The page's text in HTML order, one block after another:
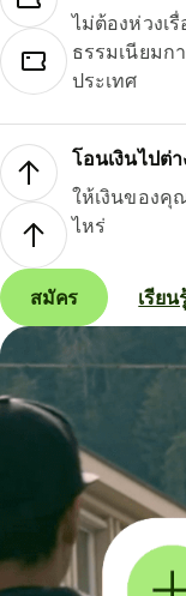
ไม่ต้องห่วงเ
ธรรมเนียมก
ประเทศ
โอนเงินไปต่
ให้เงินของคุ
ไหร่
สมัคร เรียน